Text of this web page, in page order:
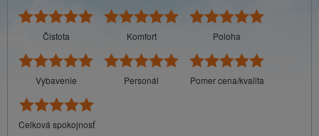
Čistota Komfort Poloha
Vybavenie Personál Pomer cena/kvalita
Celková spokojnosť